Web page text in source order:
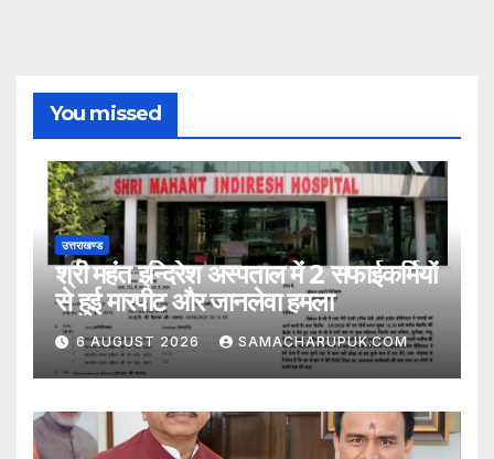
You missed
उत्तराखण्ड
श्री महंत इन्दिरेश अस्पताल में 2 सफाईकर्मियों
से हुई मारपीट और जानलेवा हमला
6 AUGUST 2026 SAMACHARUPUK.COM